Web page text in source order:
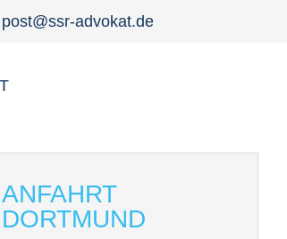
post@ssr-advokat.de
ANFAHRT
DORTMUND